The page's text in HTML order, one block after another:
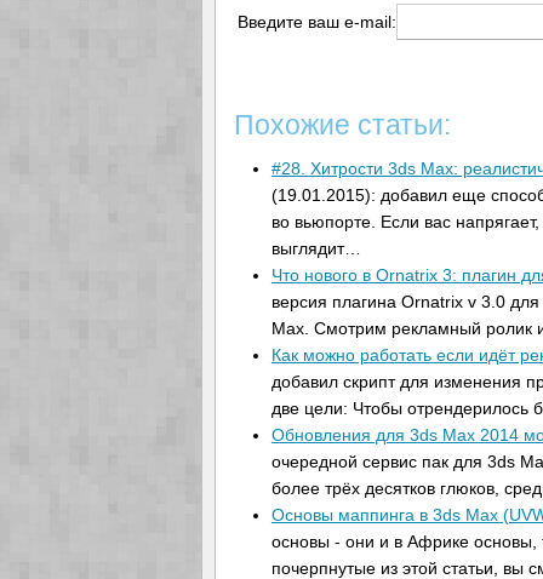
Введите ваш e-mail:
Похожие статьи:
#28. Хитрости 3ds Max:
(19.01.2015): добавил еще
во вьюпорте. Если вас
выглядит…
Что нового в Ornatrix 3: плагин
версия плагина Ornatrix v 3.0
Max. Смотрим рекламный ролик
Как можно работать если идёт
добавил скрипт для изменения
две цели: Чтобы отрендерилось
Обновления для 3ds Max 2014
очередной сервис пак для 3ds
более трёх десятков глюков,
Основы маппинга в 3ds Max
основы - они и в Африке основы,
почерпнутые из этой статьи, вы